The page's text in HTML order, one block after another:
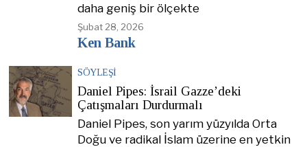
daha geniş bir ölçekte
Şubat 28, 2026
Ken Bank
SÖYLEŞI
Daniel Pipes: İsrail Gazze’deki
Çatışmaları Durdurmalı
Daniel Pipes, son yarım yüzyılda Orta
Doğu ve radikal İslam üzerine en yetkin